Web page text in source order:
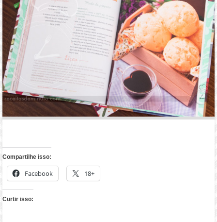
Compartilhe isso:
Facebook 18+
Curtir isso: